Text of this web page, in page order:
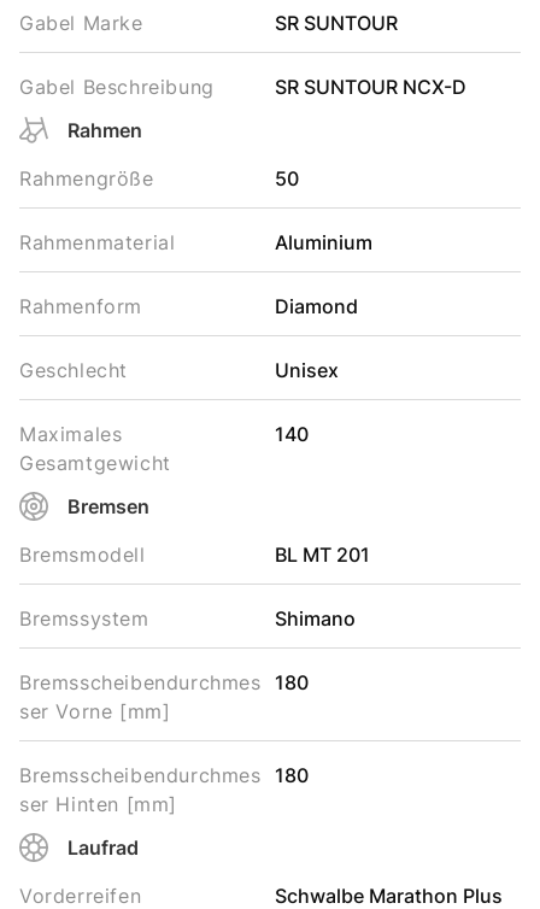
Gabel Marke
SR SUNTOUR
Gabel Beschreibung
SR SUNTOUR NCX-D
Rahmen
Rahmengröße
50
Rahmenmaterial Aluminium
Rahmenform Diamond
Geschlecht Unisex
Maximales
Gesamtgewicht
140
Bremsen
Bremsmodell
BL MT 201
Bremssystem Shimano
Bremsscheibendurchmes
ser Vorne [mm]
180
Bremsscheibendurchmes
ser Hinten [mm]
180
Laufrad
Vorderreifen
Schwalbe Marathon Plus